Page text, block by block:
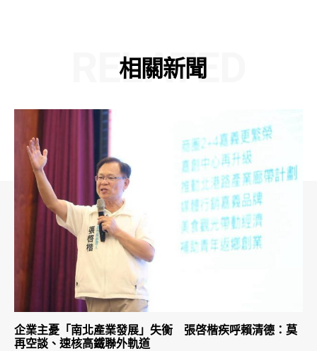
相關新聞
RELATED
企業主憂「南北產業發展」失衡 張啓楷疾呼賴清德：莫
再空談、速核高鐵聯外軌道